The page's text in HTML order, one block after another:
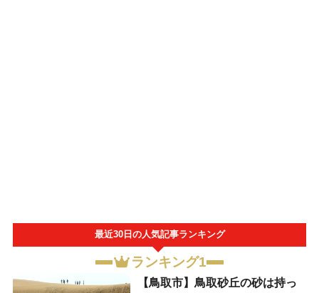
最近30日の人気記事ランキング
ランキング1
【鳥取市】鳥取砂丘の砂は持っ